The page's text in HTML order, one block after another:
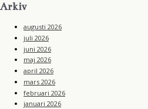
Arkiv
augusti 2026
juli 2026
juni 2026
maj 2026
april 2026
mars 2026
februari 2026
januari 2026